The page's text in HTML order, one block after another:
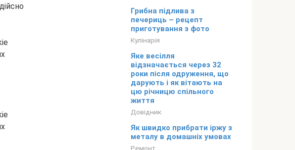
Грибна підлива з
печериць – рецепт
приготування з фото
Кулінарія
Яке весілля
відзначається через 32
роки після одруження, що
дарують і як вітають на
цю річницю спільного
життя
Довідник
Як швидко прибрати іржу з
металу в домашніх умовах
Ремонт